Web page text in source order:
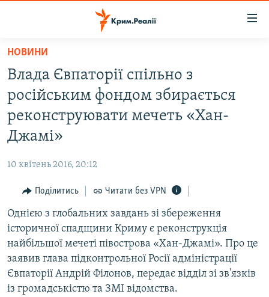
Перейти
основного
матеріалу
Перейти
до
основної
Перейти
пошуку
ВОДА.КРИМ
ВІДЕО ТА ФОТО
ПОЛІТИКА
ІНТЕРВ'Ю
ВСЕ ЗА ДЕНЬ
СПЕЦПРОЕКТИ
ДЕПОРТАЦІЯ
ВІДЕОУРОКИ «ELIFBE»
ЯК ОБІЙТИ БЛОКУВАННЯ
Русский
НОВИНИ
Влада Євпаторії спільно з
російським фондом збирається
реконструювати мечеть «Хан-
Джамі»
10 квітень 2016, 20:12
Поділитись Читати без VPN
Однією з глобальних завдань зі збереження
історичної спадщини Криму є реконструкція
найбільшої мечеті півострова «Хан-Джамі». Про це
заявив глава підконтрольної Росії адміністрації
Євпаторії Андрій Філонов, передає відділ зі зв'язків
із громадськістю та ЗМІ відомства.